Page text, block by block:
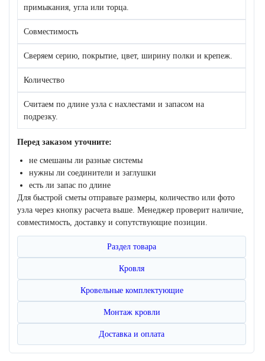
примыкания, угла или торца.
Совместимость
Сверяем серию, покрытие, цвет, ширину полки и крепеж.
Количество
Считаем по длине узла с нахлестами и запасом на
подрезку.
Перед заказом уточните:
не смешаны ли разные системы
нужны ли соединители и заглушки
есть ли запас по длине
Для быстрой сметы отправьте размеры, количество или фото
узла через кнопку расчета выше. Менеджер проверит наличие,
совместимость, доставку и сопутствующие позиции.
Раздел товара
Кровля
Кровельные комплектующие
Монтаж кровли
Доставка и оплата